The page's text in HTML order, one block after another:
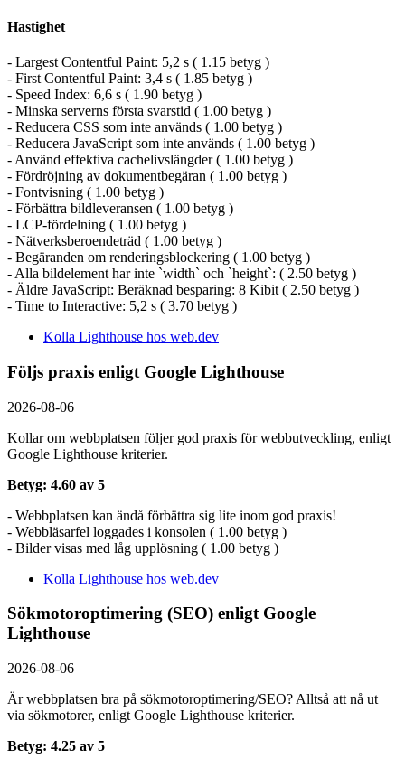
Hastighet
- Largest Contentful Paint: 5,2 s ( 1.15 betyg )
- First Contentful Paint: 3,4 s ( 1.85 betyg )
- Speed Index: 6,6 s ( 1.90 betyg )
- Minska serverns första svarstid ( 1.00 betyg )
- Reducera CSS som inte används ( 1.00 betyg )
- Reducera JavaScript som inte används ( 1.00 betyg )
- Använd effektiva cachelivslängder ( 1.00 betyg )
- Fördröjning av dokumentbegäran ( 1.00 betyg )
- Fontvisning ( 1.00 betyg )
- Förbättra bildleveransen ( 1.00 betyg )
- LCP-fördelning ( 1.00 betyg )
- Nätverksberoendeträd ( 1.00 betyg )
- Begäranden om renderingsblockering ( 1.00 betyg )
- Alla bildelement har inte `width` och `height`: ( 2.50 betyg )
- Äldre JavaScript: Beräknad besparing: 8 Kibit ( 2.50 betyg )
- Time to Interactive: 5,2 s ( 3.70 betyg )
Kolla Lighthouse hos web.dev
Följs praxis enligt Google Lighthouse
2026-08-06
Kollar om webbplatsen följer god praxis för webbutveckling, enligt
Google Lighthouse kriterier.
Betyg: 4.60 av 5
- Webbplatsen kan ändå förbättra sig lite inom god praxis!
- Webbläsarfel loggades i konsolen ( 1.00 betyg )
- Bilder visas med låg upplösning ( 1.00 betyg )
Kolla Lighthouse hos web.dev
Sökmotoroptimering (SEO) enligt Google
Lighthouse
2026-08-06
Är webbplatsen bra på sökmotoroptimering/SEO? Alltså att nå ut
via sökmotorer, enligt Google Lighthouse kriterier.
Betyg: 4.25 av 5